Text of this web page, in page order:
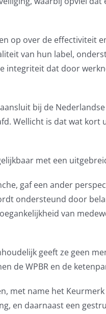
op over de effectiviteit
van hun label,
integriteit dat door
bij de
Wellicht is dat wat kort
met een
gaf een ander
ondersteund door
van
geeft ze geen
de WPBR en de
met name het Keurmerk
en daarnaast een